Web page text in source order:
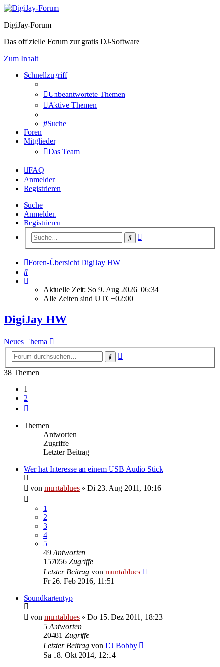
DigiJay-Forum
Das offizielle Forum zur gratis DJ-Software
Zum Inhalt
Schnellzugriff
Unbeantwortete Themen
Aktive Themen
Suche
Foren
Mitglieder
Das Team
FAQ
Anmelden
Registrieren
Suche
Anmelden
Registrieren
Suche
Foren-Übersicht DigiJay HW
Suche
Aktuelle Zeit: So 9. Aug 2026, 06:34
Alle Zeiten sind UTC+02:00
DigiJay HW
Neues Thema
Suche
38 Themen
1
2
Themen
Antworten
Zugriffe
Letzter Beitrag
Wer hat Interesse an einem USB Audio Stick
von muntablues » Di 23. Aug 2011, 10:16
1
2
3
4
5
49 Antworten
157056 Zugriffe
Letzter Beitrag von muntablues
Fr 26. Feb 2016, 11:51
Soundkartentyp
von muntablues » Do 15. Dez 2011, 18:23
5 Antworten
20481 Zugriffe
Letzter Beitrag von DJ Bobby
Sa 18. Okt 2014, 12:14